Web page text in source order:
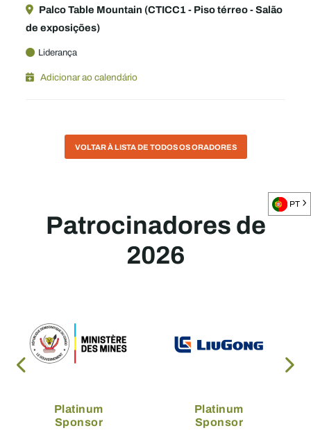
Palco Table Mountain (CTICC1 - Piso térreo - Salão
de exposições)
Liderança
Adicionar ao calendário
VOLTAR À LISTA DE TODOS OS ORADORES
Patrocinadores de
2026
Platinum
Sponsor
Platinum
Sponsor
PT